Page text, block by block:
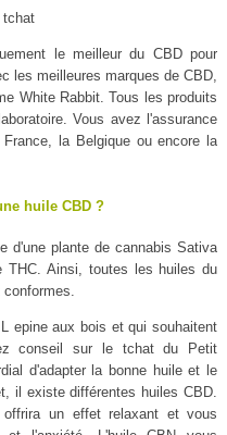
tchat
le meilleur du CBD pour
les meilleures marques de CBD,
White Rabbit. Tous les produits
Vous avez l'assurance
la Belgique ou encore la
huile CBD ?
d'une plante de cannabis Sativa
THC. Ainsi, toutes les huiles du
epine aux bois et qui souhaitent
conseil sur le tchat du Petit
d'adapter la bonne huile et le
il existe différentes huiles CBD.
un effet relaxant et vous